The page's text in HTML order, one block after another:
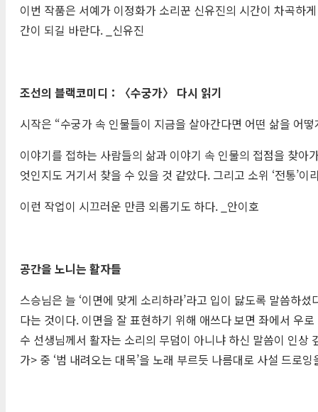
이번 작품은 서예가 이정화가 소리꾼 신유진의 시간이 차곡하
간이 되길 바란다. _신유진
조선의 블랙코미디 ：〈수궁가〉 다시 읽기
시작은 “수궁가 속 인물들이 지금을 살아간다면 어떤 삶을 어
이야기를 접하는 사람들의 삶과 이야기 속 인물의 접점을 찾
엇인지도 거기서 찾을 수 있을 것 같았다. 그리고 소위 ‘전통’
이런 작업이 시끄러운 만큼 외롭기도 하다. _안이호
공간을 노니는 활자들
스승님은 늘 ‘이면에 맞게 소리하라’라고 입이 닳도록 말씀하
다는 것이다. 이면을 잘 표현하기 위해 애쓰다 보면 좌에서 우
수 선생님께서 활자는 소리의 무덤이 아니냐 하신 말씀이 인
가> 중 ‘범 내려오는 대목’을 노래 부르듯 나름대로 사설 드로